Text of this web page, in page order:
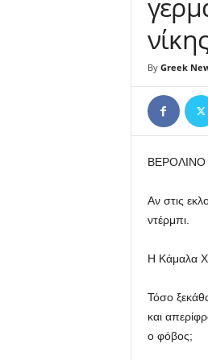
By Greek
ΒΕΡΟΛΙΝΟ
Αν στις
ντέρμπι.
Η Κάμαλα
Τόσο
και
ο φόβος;